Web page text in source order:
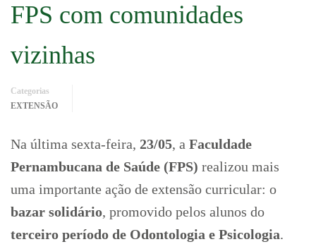
FPS com comunidades
vizinhas
Categorias
EXTENSÃO
Na última sexta-feira, 23/05, a Faculdade
Pernambucana de Saúde (FPS) realizou mais
uma importante ação de extensão curricular: o
bazar solidário, promovido pelos alunos do
terceiro período de Odontologia e Psicologia.